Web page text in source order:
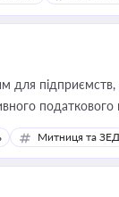
для
податкового
Митниця та ЗЕД